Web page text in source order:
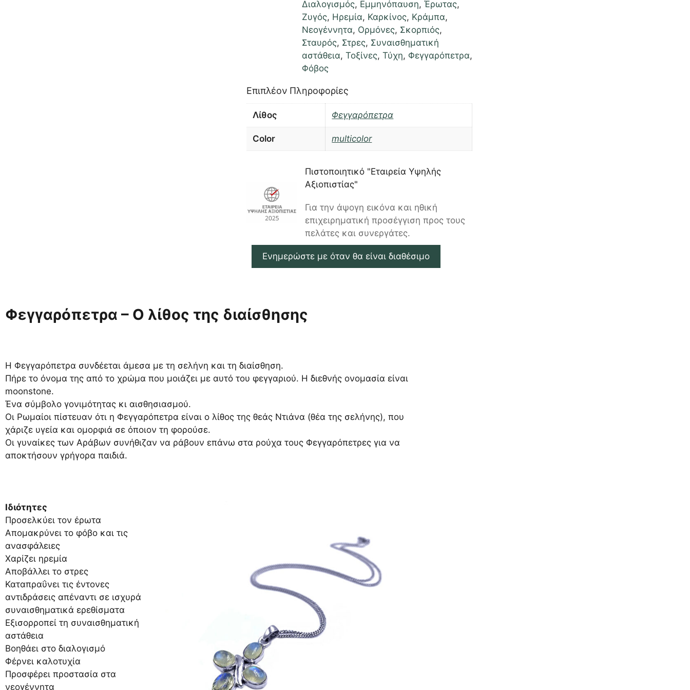
Διαλογισμός, Εμμηνόπαυση,Έρωτας,
Ζυγός, Ηρεμία, Καρκίνος, Κράμπα,
Νεογέννητα, Ορμόνες, Σκορπιός,
Σταυρός, Στρες, Συναισθηματική
αστάθεια,Τοξίνες,Τύχη, Φεγγαρόπετρα,
Φόβος
Επιπλέον Πληροφορίες
Λίθος Φεγγαρόπετρα
Color multicolor
Πιστοποιητικό "Εταιρεία Υψηλής
Αξιοπιστίας"
Για την άψογη εικόνα και ηθική
επιχειρηματική προσέγγιση προς τους
πελάτες και συνεργάτες.
Ενημερώστε με όταν θα είναι διαθέσιμο
Φεγγαρόπετρα – Ο λίθος της διαίσθησης
Η Φεγγαρόπετρα συνδέεται άμεσα με τη σελήνη και τη διαίσθηση.
Πήρε το όνομα της από το χρώμα που μοιάζει με αυτό του φεγγαριού. Η διεθνής ονομασία είναι
moonstone.
Ένα σύμβολο γονιμότητας κι αισθησιασμού.
Οι Ρωμαίοι πίστευαν ότι η Φεγγαρόπετρα είναι ο λίθος της θεάς Ντιάνα (θέα της σελήνης), που
χάριζε υγεία και ομορφιά σε όποιον τη φορούσε.
Οι γυναίκες των Αράβων συνήθιζαν να ράβουν επάνω στα ρούχα τους Φεγγαρόπετρες για να
αποκτήσουν γρήγορα παιδιά.
Ιδιότητες
Προσελκύει τον έρωτα
Απομακρύνει το φόβο και τις
ανασφάλειες
Χαρίζει ηρεμία
Αποβάλλει το στρες
Καταπραΰνει τις έντονες
αντιδράσεις απέναντι σε ισχυρά
συναισθηματικά ερεθίσματα
Εξισορροπεί τη συναισθηματική
αστάθεια
Βοηθάει στο διαλογισμό
Φέρνει καλοτυχία
Προσφέρει προστασία στα
νεογέννητα